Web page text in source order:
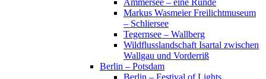
Ammersee – eine Runde
Markus Wasmeier Freilichtmuseum
– Schliersee
Tegernsee – Wallberg
Wildflusslandschaft Isartal zwischen
Wallgau und Vorderriß
Berlin – Potsdam
Berlin – Festival of Lights